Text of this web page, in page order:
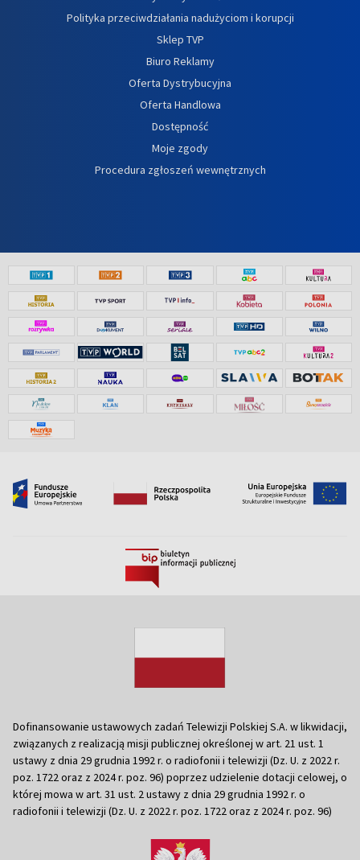
Polityka przeciwdziałania nadużyciom i korupcji
Sklep TVP
Biuro Reklamy
Oferta Dystrybucyjna
Oferta Handlowa
Dostępność
Moje zgody
Procedura zgłoszeń wewnętrznych
Dofinansowanie ustawowych zadań Telewizji Polskiej S.A. w likwidacji,
związanych z realizacją misji publicznej określonej w art. 21 ust. 1
ustawy z dnia 29 grudnia 1992 r. o radiofonii i telewizji (Dz. U. z 2022 r.
poz. 1722 oraz z 2024 r. poz. 96) poprzez udzielenie dotacji celowej, o
której mowa w art. 31 ust. 2 ustawy z dnia 29 grudnia 1992 r. o
radiofonii i telewizji (Dz. U. z 2022 r. poz. 1722 oraz z 2024 r. poz. 96)